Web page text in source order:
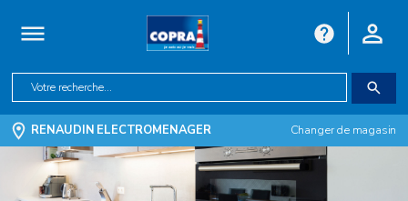
RENAUDIN ELECTROMENAGER Changer de magasin